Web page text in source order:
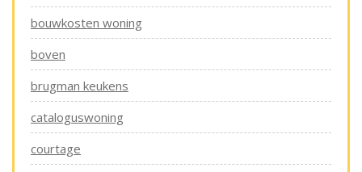
bouwkosten woning
boven
brugman keukens
cataloguswoning
courtage